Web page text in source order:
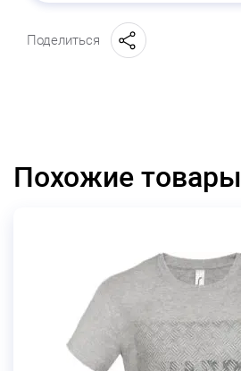
Поделиться
Похожие товары